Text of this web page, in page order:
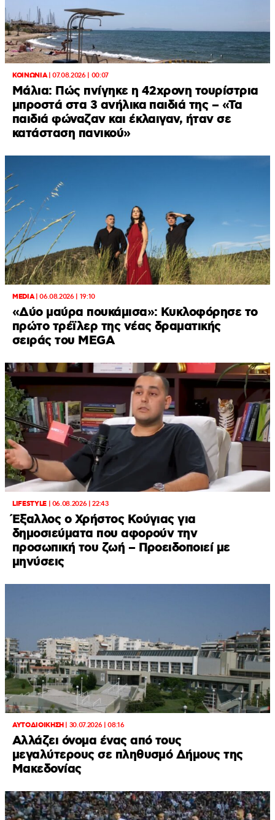
ΚΟΙΝΩΝΙΑ|07.08.2026 | 00:07
Μάλια: Πώς πνίγηκε η 42χρονη τουρίστρια
μπροστά στα 3 ανήλικα παιδιά της – «Τα
παιδιά φώναζαν και έκλαιγαν, ήταν σε
κατάσταση πανικού»
MEDIA|06.08.2026 | 19:10
«Δύο μαύρα πουκάμισα»: Κυκλοφόρησε το
πρώτο τρέϊλερ της νέας δραματικής
σειράς του MEGA
LIFESTYLE| 06.08.2026 | 22:43
Έξαλλος ο Χρήστος Κούγιας για
δημοσιεύματα που αφορούν την
προσωπική του ζωή – Προειδοποιεί με
μηνύσεις
ΑΥΤΟΔΙΟΙΚΗΣΗ| 30.07.2026 | 08:16
Αλλάζει όνομα ένας από τους
μεγαλύτερους σε πληθυσμό Δήμους της
Μακεδονίας